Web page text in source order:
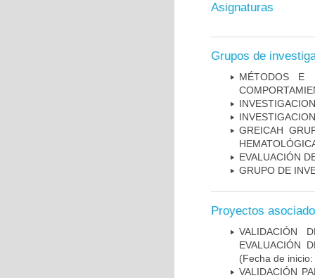
Asignaturas
Grupos de
MÉTODOS E
GREICAH
EVALUACIÓN
GRUPO DE
Proyectos
VALIDACIÓN
EVALUACIÓN
(Fecha de
VALIDACIÓN